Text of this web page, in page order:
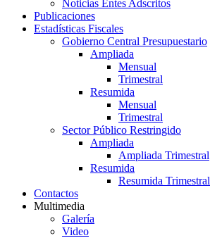
Noticias Entes Adscritos
Publicaciones
Estadísticas Fiscales
Gobierno Central Presupuestario
Ampliada
Mensual
Trimestral
Resumida
Mensual
Trimestral
Sector Público Restringido
Ampliada
Ampliada Trimestral
Resumida
Resumida Trimestral
Contactos
Multimedia
Galería
Video